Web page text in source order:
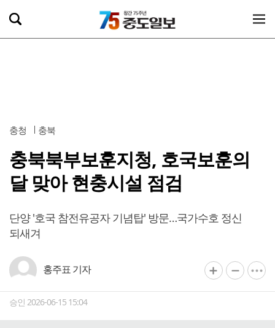
충청 충북
충북북부보훈지청, 호국보훈의
달 맞아 현충시설 점검
단양 '호국 참전유공자 기념탑' 방문…국가수호 정신
되새겨
홍주표 기자
승인 2026-06-15 15:04